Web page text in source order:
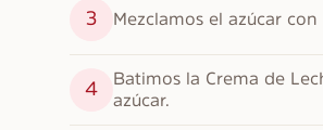
3 Mezclamos el azúcar con
4
Batimos la Crema de
azúcar.